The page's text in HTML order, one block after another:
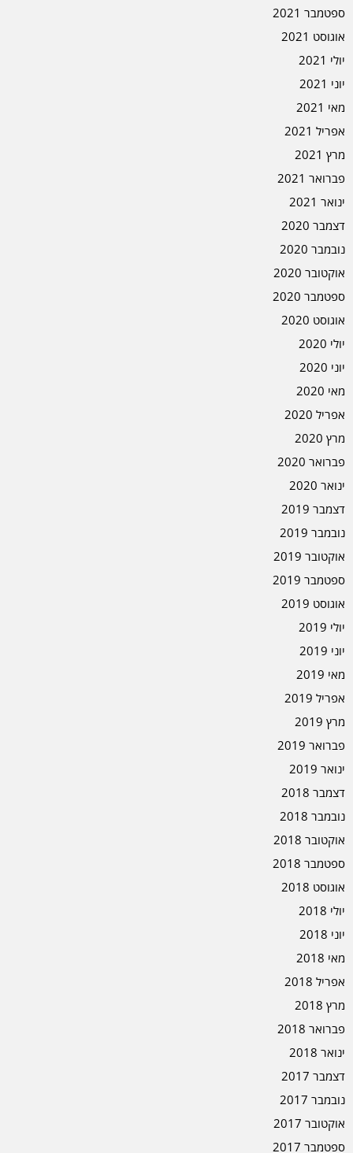
ספטמבר 2021
אוגוסט 2021
יולי 2021
יוני 2021
מאי 2021
אפריל 2021
מרץ 2021
פברואר 2021
ינואר 2021
דצמבר 2020
נובמבר 2020
אוקטובר 2020
ספטמבר 2020
אוגוסט 2020
יולי 2020
יוני 2020
מאי 2020
אפריל 2020
מרץ 2020
פברואר 2020
ינואר 2020
דצמבר 2019
נובמבר 2019
אוקטובר 2019
ספטמבר 2019
אוגוסט 2019
יולי 2019
יוני 2019
מאי 2019
אפריל 2019
מרץ 2019
פברואר 2019
ינואר 2019
דצמבר 2018
נובמבר 2018
אוקטובר 2018
ספטמבר 2018
אוגוסט 2018
יולי 2018
יוני 2018
מאי 2018
אפריל 2018
מרץ 2018
פברואר 2018
ינואר 2018
דצמבר 2017
נובמבר 2017
אוקטובר 2017
ספטמבר 2017